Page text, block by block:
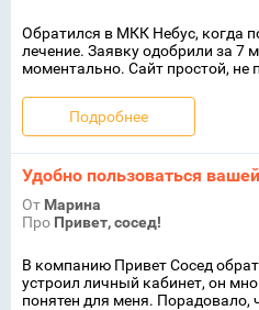
Обратился в МКК Небус, когда
лечение. Заявку одобрили за 7
моментально. Сайт простой, не
Подробнее
Удобно пользоваться
От Марина
Про Привет, сосед!
В компанию Привет Сосед
устроил личный кабинет, он
понятен для меня. Порадовало,